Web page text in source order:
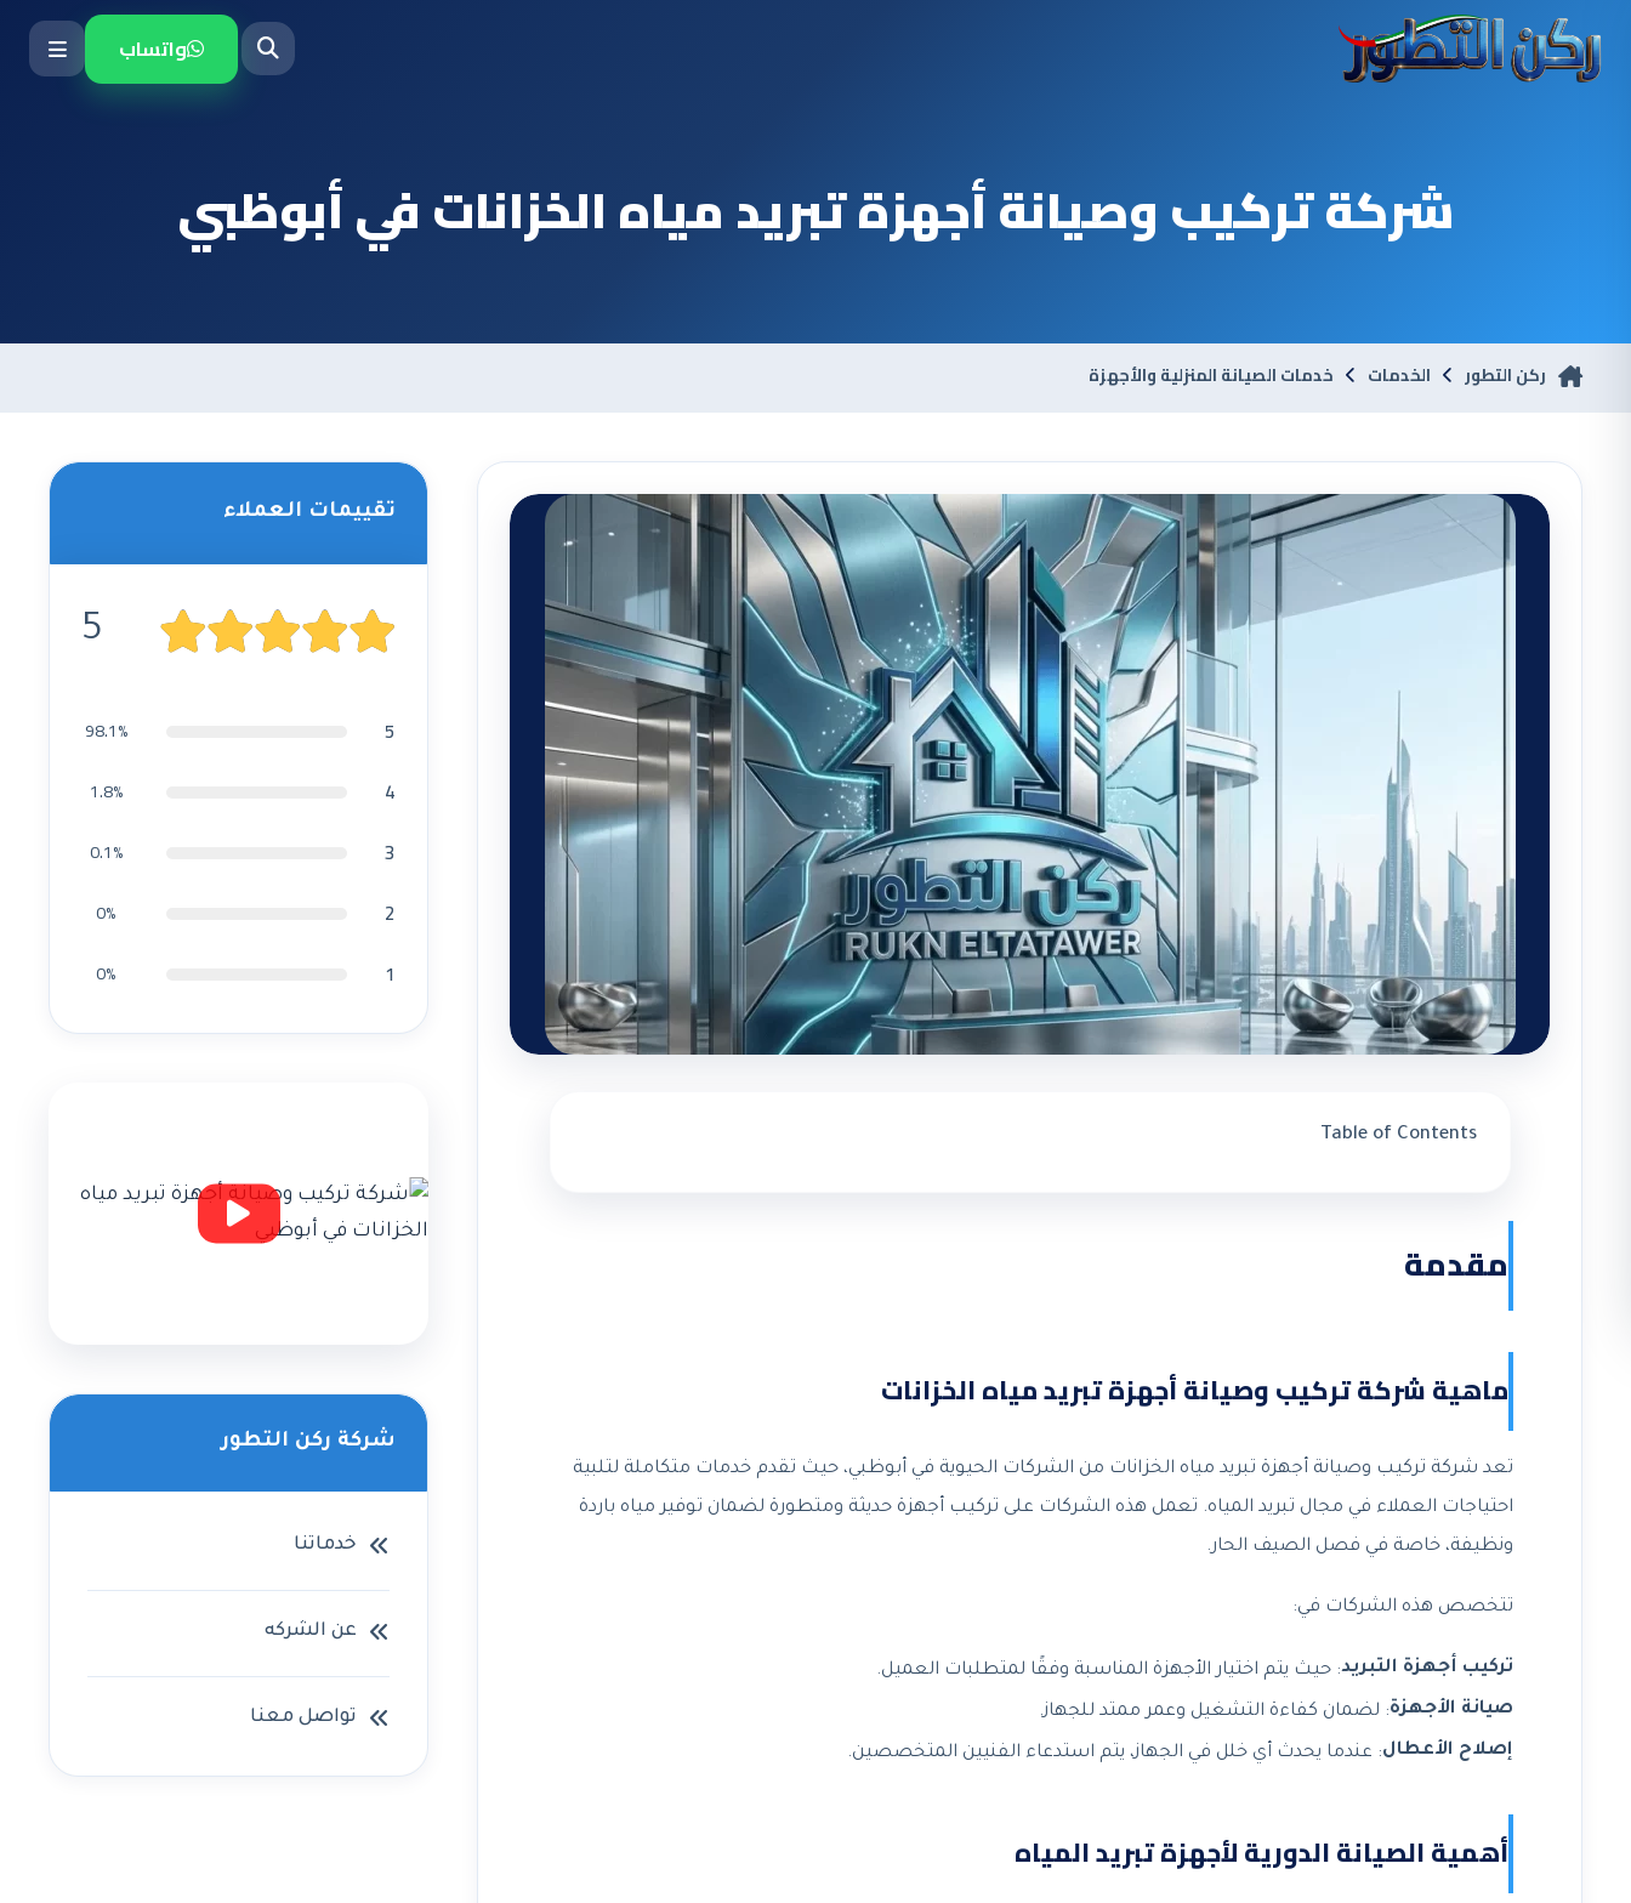
واتساب
شركة تركيب وصيانة أجهزة تبريد مياه الخزانات في أبوظبي
ركن التطور الخدمات خدمات الصيانة المنزلية والأجهزة
Table of Contents
مقدمة
ماهية شركة تركيب وصيانة أجهزة تبريد مياه الخزانات
تعد شركة تركيب وصيانة أجهزة تبريد مياه الخزانات من الشركات الحيوية في أبوظبي، حيث تقدم خدمات متكاملة لتلبية
احتياجات العملاء في مجال تبريد المياه. تعمل هذه الشركات على تركيب أجهزة حديثة ومتطورة لضمان توفير مياه باردة
ونظيفة، خاصة في فصل الصيف الحار.
تتخصص هذه الشركات في:
تركيب أجهزة التبريد: حيث يتم اختيار الأجهزة المناسبة وفقًا لمتطلبات العميل.
صيانة الأجهزة: لضمان كفاءة التشغيل وعمر ممتد للجهاز.
إصلاح الأعطال: عندما يحدث أي خلل في الجهاز، يتم استدعاء الفنيين المتخصصين.
أهمية الصيانة الدورية لأجهزة تبريد المياه
تقييمات العملاء
5
5
98.1%
4
1.8%
3
0.1%
2
0%
1
0%
شركة ركن التطور
خدماتنا
عن الشركه
تواصل معنا